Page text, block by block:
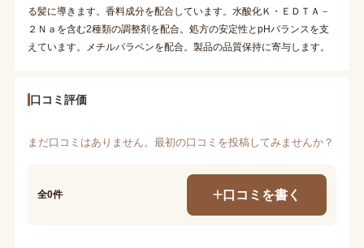
る髪に導きます。香料成分を配合しています。水酸化Ｋ・ＥＤＴＡ－
２Ｎａを含む2種類の調整剤を配合。処方の安定性とpHバランスを支
えています。メチルパラベンを配合。製品の品質保持に寄与します。
口コミ評価
まだ口コミはありません。最初の口コミを投稿してみませんか？
全0件 口コミを書く